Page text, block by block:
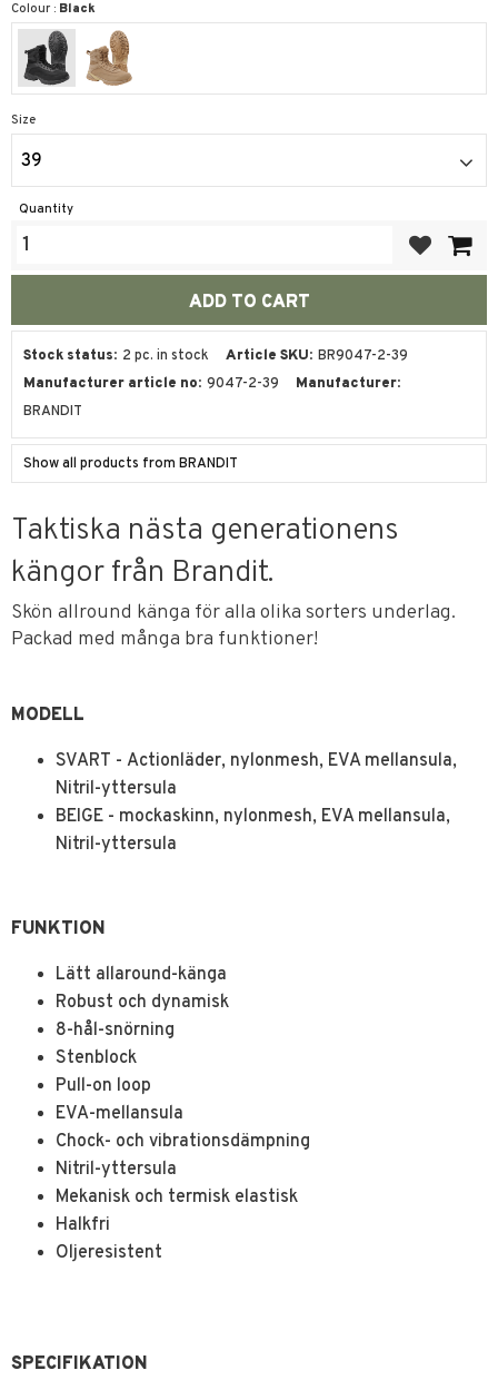
Colour : Black
Size
39
Quantity
Stock status 2 pc. in stock Article SKU BR9047-2-39
Manufacturer article no 9047-2-39
Manufacturer
BRANDIT
Show all products from BRANDIT
Taktiska nästa generationens
kängor från Brandit.
Skön allround känga för alla olika sorters underlag.
Packad med många bra funktioner!
MODELL
SVART - Actionläder, nylonmesh, EVA mellansula,
Nitril-yttersula
BEIGE - mockaskinn, nylonmesh, EVA mellansula,
Nitril-yttersula
FUNKTION
Lätt allaround-känga
Robust och dynamisk
8-hål-snörning
Stenblock
Pull-on loop
EVA-mellansula
Chock- och vibrationsdämpning
Nitril-yttersula
Mekanisk och termisk elastisk
Halkfri
Oljeresistent
SPECIFIKATION